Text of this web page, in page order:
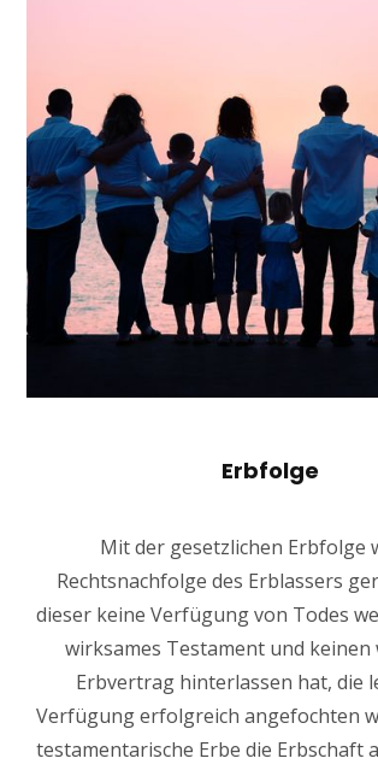
Erbfolge
Mit der gesetzlichen Erbfolge
Rechtsnachfolge des Erblassers
dieser keine Verfügung von Todes
wirksames Testament und keinen
Erbvertrag hinterlassen hat, die
Verfügung erfolgreich angefochten
testamentarische Erbe die Erbschaft